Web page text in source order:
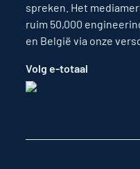
spreken. Het
ruim 50,000
en België via onze
Volg e-totaal